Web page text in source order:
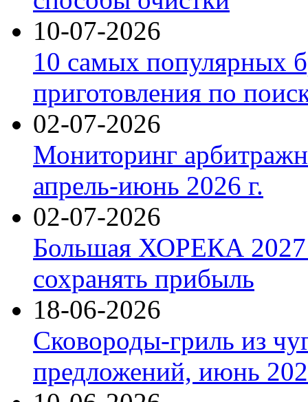
10-07-2026
10 самых популярных
приготовления по
02-07-2026
Мониторинг
апрель-июнь 2026 г.
02-07-2026
Большая ХОРЕКА 2027:
сохранять прибыль
18-06-2026
Сковороды-гриль из
предложений, июнь